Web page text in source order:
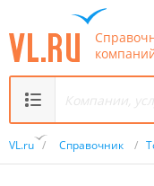
VL.ru / Справочник /